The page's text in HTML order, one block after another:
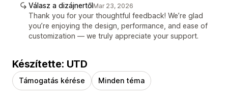
Válasz a dizájnertőlMar 23, 2026
Thank you for your thoughtful feedback! We’re glad
you’re enjoying the design, performance, and ease of
customization — we truly appreciate your support.
Készítette: UTD
Támogatás kérése Minden téma